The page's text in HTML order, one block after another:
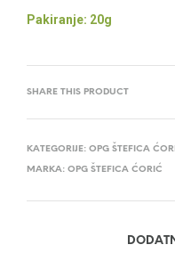
Pakiranje: 20g
SHARE THIS PRODUCT
KATEGORIJE: OPG ŠTEFICA
MARKA: OPG ŠTEFICA ĆORIĆ